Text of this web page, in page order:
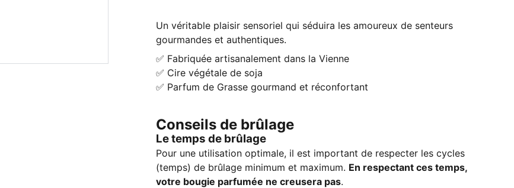
Un véritable plaisir sensoriel qui séduira les amoureux de senteurs
gourmandes et authentiques.
✅ Fabriquée artisanalement dans la Vienne
✅ Cire végétale de soja
✅ Parfum de Grasse gourmand et réconfortant
Conseils de brûlage
Le temps de brûlage
Pour une utilisation optimale, il est important de respecter les cycles
(temps) de brûlage minimum et maximum. En respectant ces temps,
votre bougie parfumée ne creusera pas.